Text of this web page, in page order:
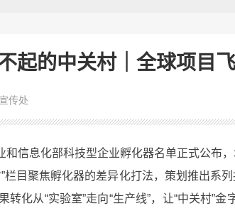
起的中关村｜全球项目
传处
息化部科技型企业孵化器名单正式公布
栏目聚焦孵化器的差异化打法，策划推出系
转化从“实验室”走向“生产线”，让“中关村